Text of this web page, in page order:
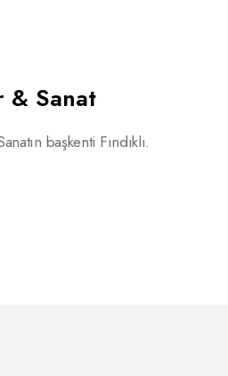
& Sanat
başkenti Fındıklı.